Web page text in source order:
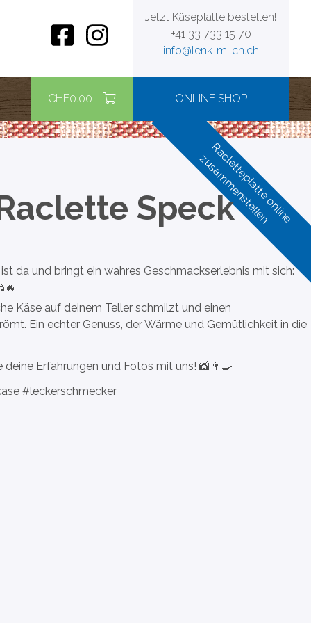
Jetzt Käseplatte bestellen!
+41 33 733 15 70
info@lenk-milch.ch
CHF0.00 ONLINE SHOP
Speck
da und bringt ein wahres Geschmackserlebnis mit sich:
Käse auf deinem Teller schmilzt und einen
Ein echter Genuss, der Wärme und Gemütlichkeit in die
Erfahrungen und Fotos mit uns! 📸👨‍🍳
#leckerschmecker
Racletteplatte online
zusammenstellen